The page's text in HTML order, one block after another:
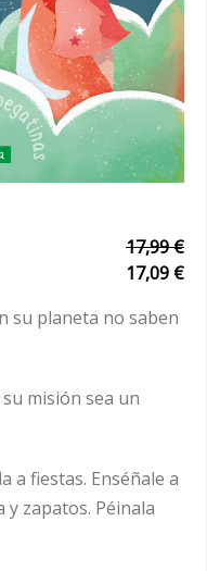
17,99 €
17,09 €
su planeta no saben
misión sea un
a fiestas. Enséñale a
y zapatos. Péinala